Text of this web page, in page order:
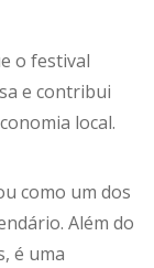
o festival
e contribui
local.
como um dos
Além do
é uma